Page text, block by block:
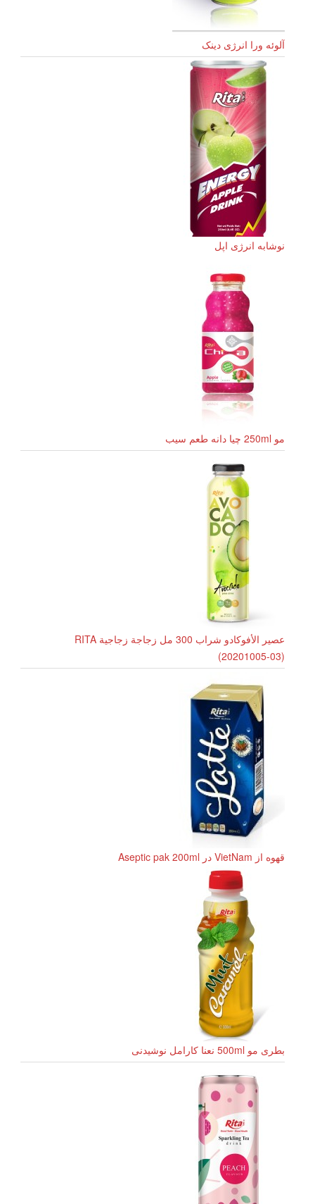
آلوئه ورا انرژی دینک
نوشابه انرژی اپل
مو 250ml چیا دانه طعم سیب
عصير الأفوكادو شراب 300 مل زجاجة زجاجية RITA
(20201005-03)
قهوه از VietNam در Aseptic pak 200ml
بطری مو 500ml نعنا کارامل نوشیدنی